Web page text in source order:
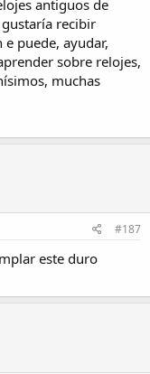
antiguos de
recibir
puede, ayudar,
sobre relojes,
muchas
#187
este duro